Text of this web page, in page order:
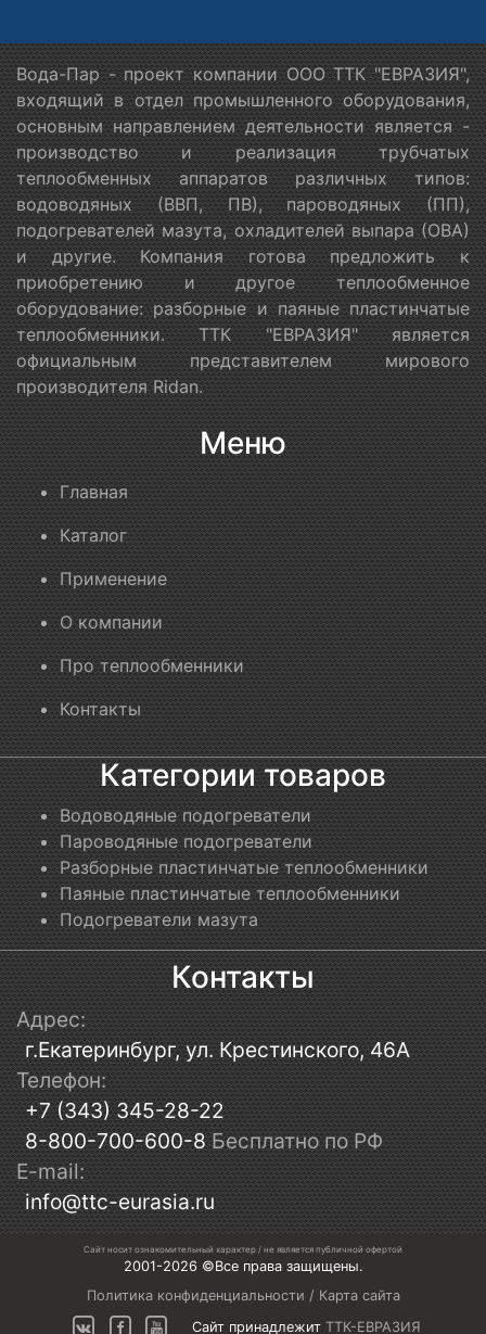
Вода-Пар - проект компании ООО ТТК "ЕВРАЗИЯ",
входящий в отдел промышленного оборудования,
основным направлением деятельности является -
производство и реализация трубчатых
теплообменных аппаратов различных типов:
водоводяных (ВВП, ПВ), пароводяных (ПП),
подогревателей мазута, охладителей выпара (ОВА)
и другие. Компания готова предложить к
приобретению и другое теплообменное
оборудование: разборные и паяные пластинчатые
теплообменники. ТТК "ЕВРАЗИЯ" является
официальным представителем мирового
производителя Ridan.
Меню
Главная
Каталог
Применение
О компании
Про теплообменники
Контакты
Категории товаров
Водоводяные подогреватели
Пароводяные подогреватели
Разборные пластинчатые теплообменники
Паяные пластинчатые теплообменники
Подогреватели мазута
Контакты
Адрес:
г.Екатеринбург, ул. Крестинского, 46А
Телефон:
+7 (343) 345-28-22
8-800-700-600-8 Бесплатно по РФ
E-mail:
info@ttc-eurasia.ru
Сайт носит ознакомительный характер / не является публичной офертой
2001-2026 ©Все права защищены.
Политика конфиденциальности / Карта сайта
Сайт принадлежит ТТК-ЕВРАЗИЯ